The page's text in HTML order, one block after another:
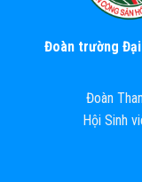
Đoàn trường Đại
Đoàn
Hội Sinh